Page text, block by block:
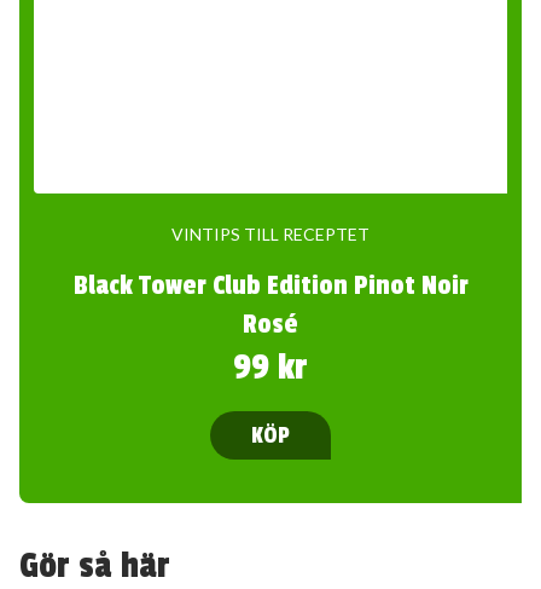
VINTIPS TILL RECEPTET
Black Tower Club Edition Pinot Noir
Rosé
99 kr
KÖP
Gör så här